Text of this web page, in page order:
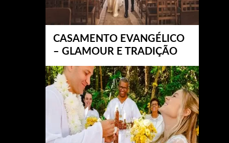
CASAMENTO EVANGÉLICO
– GLAMOUR E TRADIÇÃO